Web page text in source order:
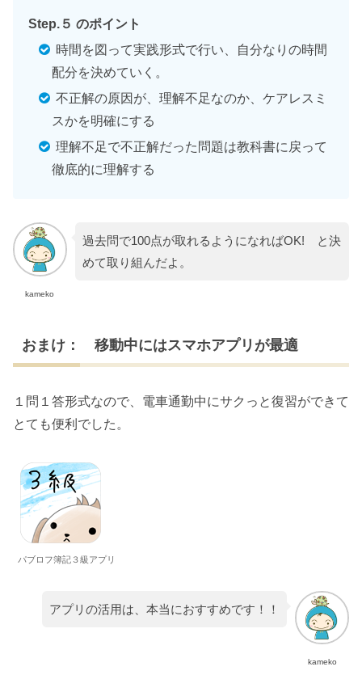
Step.５ のポイント
時間を図って実践形式で行い、自分なりの時間
配分を決めていく。
不正解の原因が、理解不足なのか、ケアレスミ
スかを明確にする
理解不足で不正解だった問題は教科書に戻って
徹底的に理解する
kameko
過去問で100点が取れるようになればOK! と決
めて取り組んだよ。
おまけ： 移動中にはスマホアプリが最適
１問１答形式なので、電車通勤中にサクっと復習ができて
とても便利でした。
パブロフ簿記３級アプリ
kameko
アプリの活用は、本当におすすめです！！